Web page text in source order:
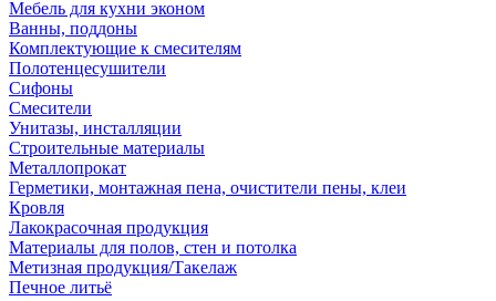
Мебель для кухни эконом
Ванны, поддоны
Комплектующие к смесителям
Полотенцесушители
Сифоны
Смесители
Унитазы, инсталляции
Строительные материалы
Металлопрокат
Герметики, монтажная пена, очистители пены, клеи
Кровля
Лакокрасочная продукция
Материалы для полов, стен и потолка
Метизная продукция/Такелаж
Печное литьё